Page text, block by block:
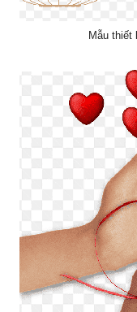
Mẫu thiết